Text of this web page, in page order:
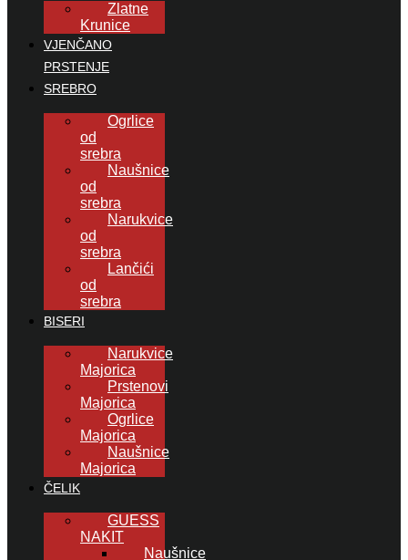
Zlatne
Krunice
VJENČANO
PRSTENJE
SREBRO
Ogrlice
od
srebra
Naušnice
od
srebra
Narukvice
od
srebra
Lančići
od
srebra
BISERI
Narukvice
Majorica
Prstenovi
Majorica
Ogrlice
Majorica
Naušnice
Majorica
ČELIK
GUESS
NAKIT
Naušnice